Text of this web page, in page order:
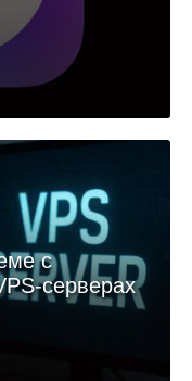
с
серверах